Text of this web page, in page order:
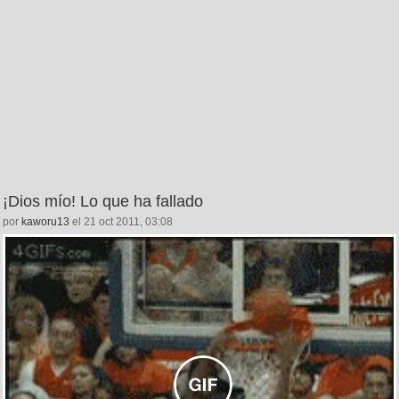
¡Dios mío! Lo que ha fallado
por kaworu13 el 21 oct 2011, 03:08